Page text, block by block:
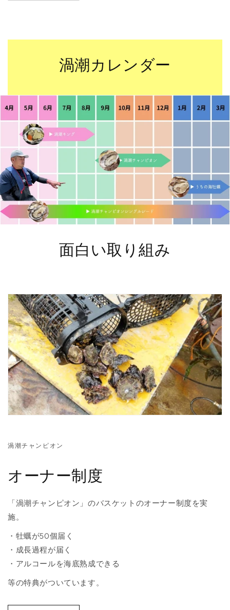
渦潮カレンダー
面白い取り組み
渦潮チャンピオン
オーナー制度
「渦潮チャンピオン」のバスケットのオーナー制度を実
施。
・牡蠣が50個届く
・成長過程が届く
・アルコールを海底熟成できる
等の特典がついています。